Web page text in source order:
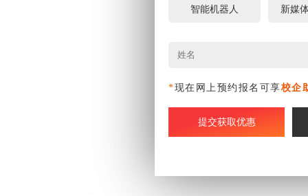
智能机器人 新媒
*现在网上预约报名可享校企